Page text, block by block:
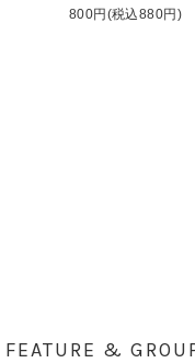
800円(税込880円)
FEATURE &